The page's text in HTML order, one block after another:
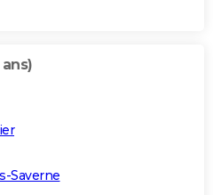
ans)
Saverne